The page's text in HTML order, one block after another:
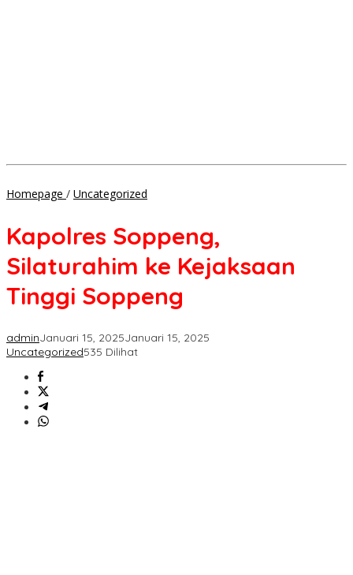
Homepage / Uncategorized
ke
Kejaksaan
Tinggi
Kapolres Soppeng,
Silaturahim ke Kejaksaan
Tinggi Soppeng
adminJanuari 15, 2025Januari 15, 2025
Uncategorized535 Dilihat